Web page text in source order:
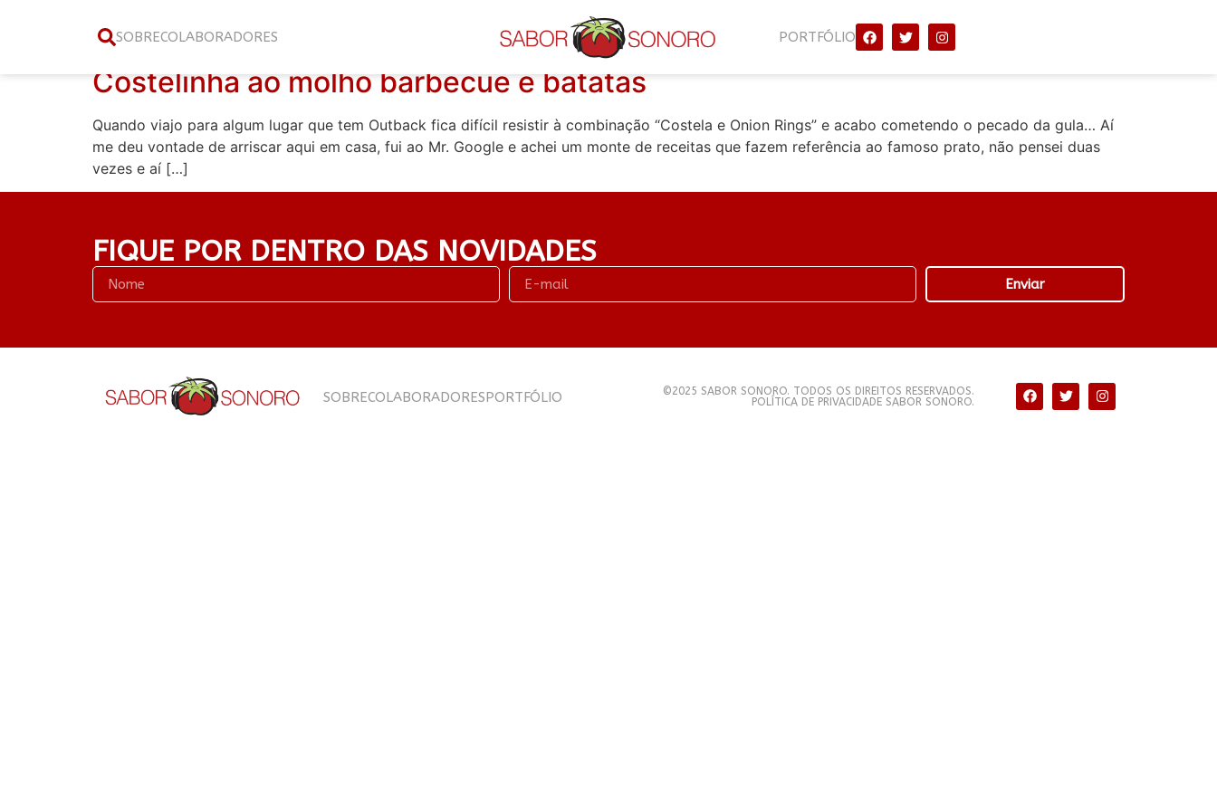
SOBRECOLABORADORES PORTFÓLIO
Tag:outback
Costelinha ao molho barbecue e batatas
Quando viajo para algum lugar que tem Outback fica difícil resistir à combinação “Costela e Onion Rings” e acabo cometendo o pecado da gula… Aí
me deu vontade de arriscar aqui em casa, fui ao Mr. Google e achei um monte de receitas que fazem referência ao famoso prato, não pensei duas
vezes e aí […]
FIQUE POR DENTRO DAS NOVIDADES
Enviar
SOBRECOLABORADORESPORTFÓLIO
©2025 SABOR SONORO. TODOS OS DIREITOS RESERVADOS.
POLÍTICA DE PRIVACIDADE SABOR SONORO.